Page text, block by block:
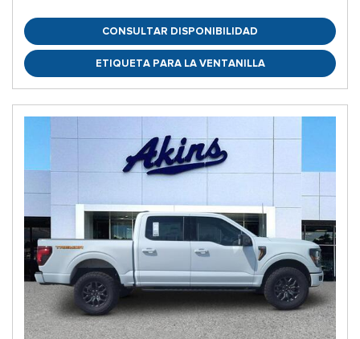
CONSULTAR DISPONIBILIDAD
ETIQUETA PARA LA VENTANILLA